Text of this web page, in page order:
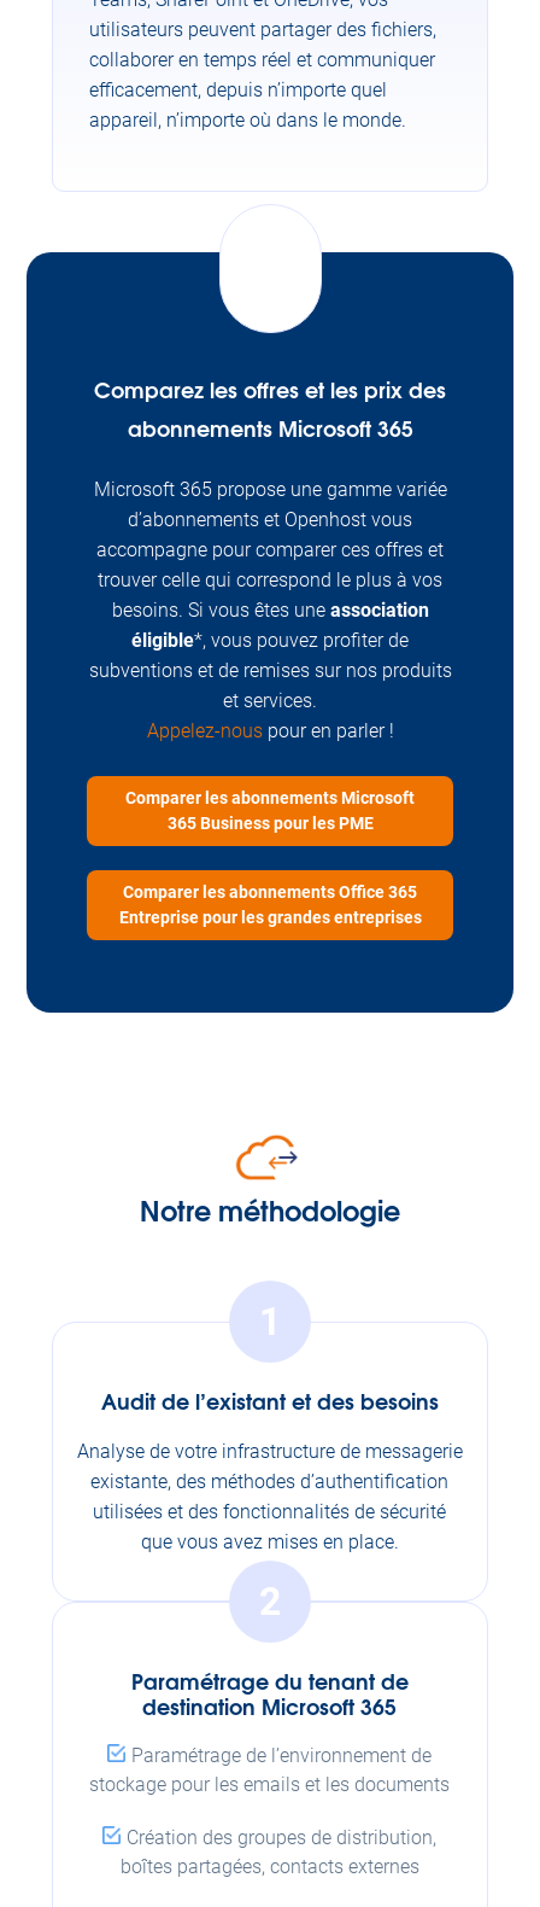
utilisateurs peuvent partager des fichiers,
collaborer en temps réel et communiquer
efficacement, depuis n’importe quel
appareil, n’importe où dans le monde.
Comparez les offres et les prix des
abonnements Microsoft 365
Microsoft 365 propose une gamme variée
d’abonnements et Openhost vous
accompagne pour comparer ces offres et
trouver celle qui correspond le plus à vos
besoins. Si vous êtes une association
éligible*, vous pouvez profiter de
subventions et de remises sur nos produits
et services.
Appelez-nouspour en parler !
Comparer les abonnements Microsoft
365 Business pour les PME
Comparer les abonnements Office 365
Entreprise pour les grandes entreprises
Notre méthodologie
1
Audit de l’existant et des besoins
Analyse de votre infrastructure de messagerie
existante, des méthodes d’authentification
utilisées et des fonctionnalités de sécurité
que vous avez mises en place.
2
Paramétrage du tenant de
destination Microsoft 365
Paramétrage de l’environnement de
stockage pour les emails et les documents
Création des groupes de distribution,
boîtes partagées, contacts externes